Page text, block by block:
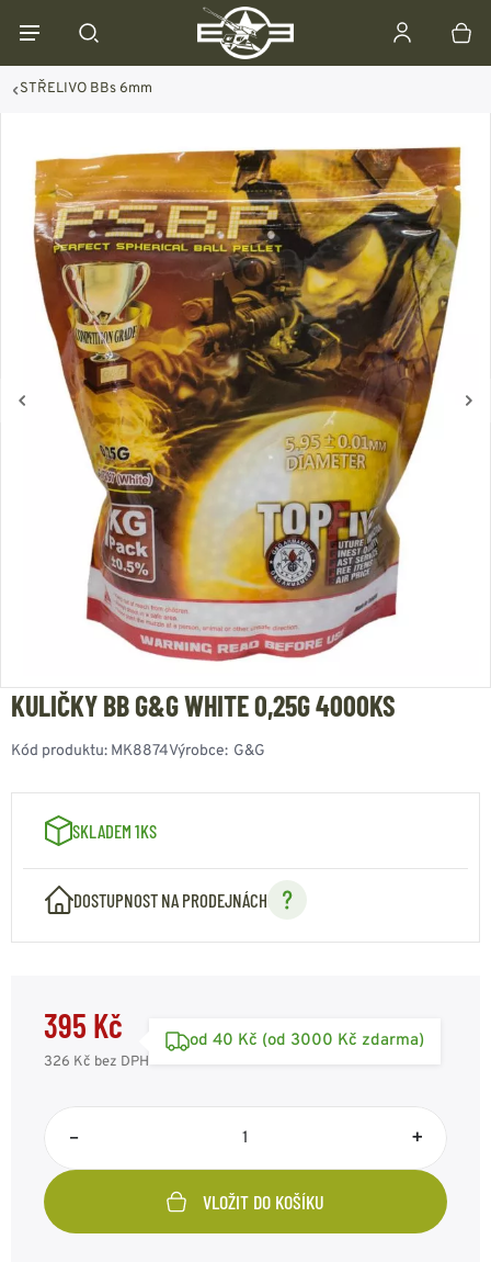
STŘELIVO BBs 6mm
KULIČKY BB G&G WHITE 0,25G 4000KS
Kód produktu: MK8874Výrobce: G&G
SKLADEM 1KS
DOSTUPNOST NA PRODEJNÁCH
395 Kč
326 Kč bez DPH
od 40 Kč (od 3000 Kč zdarma)
– +
VLOŽIT DO KOŠÍKU